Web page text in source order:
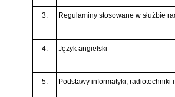
3. Regulaminy stosowane w służbie
4. Język angielski
5. Podstawy informatyki, radiotechniki